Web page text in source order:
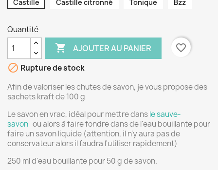
Castille Castille citronné Tonique Bzz
Quantité
 AJOUTER AU PANIER
favorite_border
 Rupture de stock
Afin de valoriser les chutes de savon, je vous propose des
sachets kraft de 100 g
Le savon en vrac, idéal pour mettre dansle sauve-
savon ou alors à faire fondre dans de l'eau bouillante pour
faire un savon liquide (attention, il n'y aura pas de
conservateur alors il faudra l'utiliser rapidement)
250 ml d'eau bouillante pour 50 g de savon.